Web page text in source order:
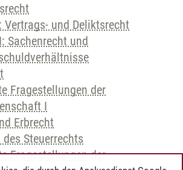
Vertrags- und Deliktsrecht
Sachenrecht und
Fragestellungen der
I
Erbrecht
Steuerrechts
Fragestellungen der